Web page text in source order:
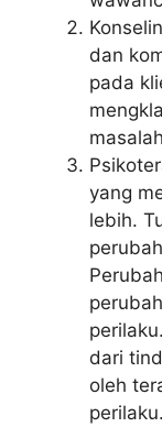
dan
pada
yang
lebih.
dari
oleh